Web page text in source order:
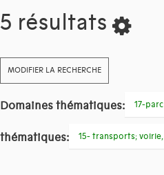
5 résultats
MODIFIER LA RECHERCHE
Domaines thématiques: 17-
thématiques: 15- transports;